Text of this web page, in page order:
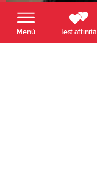
Menù Test affinità
Lilli